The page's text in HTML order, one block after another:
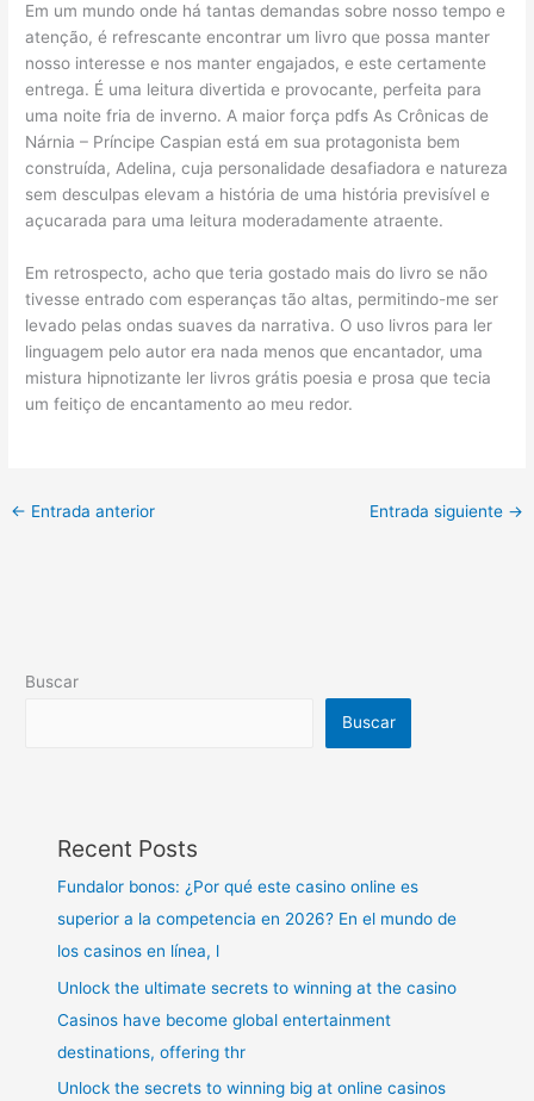
Em um mundo onde há tantas demandas sobre nosso tempo e
atenção, é refrescante encontrar um livro que possa manter
nosso interesse e nos manter engajados, e este certamente
entrega. É uma leitura divertida e provocante, perfeita para
uma noite fria de inverno. A maior força pdfs As Crônicas de
Nárnia – Príncipe Caspian está em sua protagonista bem
construída, Adelina, cuja personalidade desafiadora e natureza
sem desculpas elevam a história de uma história previsível e
açucarada para uma leitura moderadamente atraente.
Em retrospecto, acho que teria gostado mais do livro se não
tivesse entrado com esperanças tão altas, permitindo-me ser
levado pelas ondas suaves da narrativa. O uso livros para ler
linguagem pelo autor era nada menos que encantador, uma
mistura hipnotizante ler livros grátis poesia e prosa que tecia
um feitiço de encantamento ao meu redor.
← Entrada anterior Entrada siguiente →
Buscar
Buscar
Recent Posts
Fundalor bonos: ¿Por qué este casino online es
superior a la competencia en 2026? En el mundo de
los casinos en línea, l
Unlock the ultimate secrets to winning at the casino
Casinos have become global entertainment
destinations, offering thr
Unlock the secrets to winning big at online casinos